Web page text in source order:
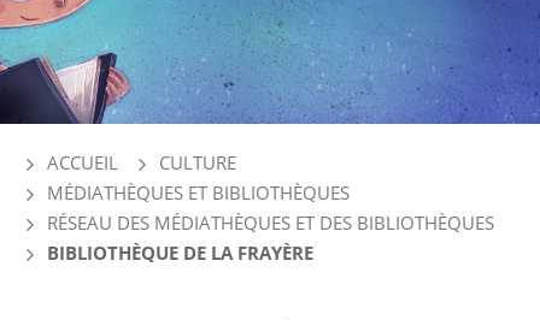
ACCUEIL
CULTURE
MÉDIATHÈQUES ET BIBLIOTHÈQUES
RÉSEAU DES MÉDIATHÈQUES ET DES BIBLIOTHÈQUES
BIBLIOTHÈQUE DE LA FRAYÈRE